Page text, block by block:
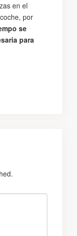
en el
por
se
para